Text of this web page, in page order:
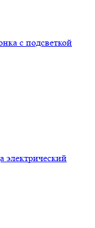
с подсветкой
электрический